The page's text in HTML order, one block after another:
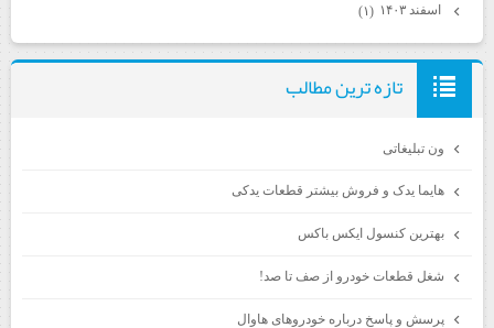
اسفند ۱۴۰۳ (۱)
تازه ترين مطالب
ون تبلیغاتی
هایما یدک و فروش بیشتر قطعات یدکی
بهترین کنسول ایکس باکس
شغل قطعات خودرو از صف تا صد!
پرسش و پاسخ درباره خودروهای هاوال